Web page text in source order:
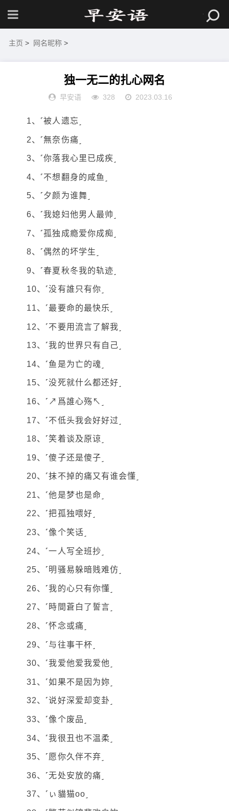
主页 > 网名昵称 >
独一无二的扎心网名
早安语 328 2023.03.16
1、˹被人遗忘˼
2、˹無奈伤痛˼
3、˹你落我心里已成疾˼
4、˹不想翻身的咸鱼˼
5、˹夕颜为谁舞˼
6、˹我媳妇他男人最帅˼
7、˹孤独成瘾爱你成痴˼
8、˹偶然的坏学生˼
9、˹春夏秋冬我的轨迹˼
10、˹没有誰只有你˼
11、˹最要命的最快乐˼
12、˹不要用流言了解我˼
13、˹我的世界只有自己˼
14、˹鱼是为亡的魂˼
15、˹没死就什么都还好˼
16、˹↗爲誰心殇↖˼
17、˹不低头我会好好过˼
18、˹笑着谈及原谅˼
19、˹傻子还是傻子˼
20、˹抹不掉的痛又有谁会懂˼
21、˹他是梦也是命˼
22、˹把孤独喂好˼
23、˹像个笑话˼
24、˹一人写全班抄˼
25、˹明骚易躲暗贱难仿˼
26、˹我的心只有你懂˼
27、˹時間蒼白了誓言˼
28、˹怀念或痛˼
29、˹与往事干杯˼
30、˹我爱他爱我爱他˼
31、˹如果不是因为妳˼
32、˹说好深爱却变卦˼
33、˹像个废品˼
34、˹我很丑也不温柔˼
35、˹愿你久伴不弃˼
36、˹无处安放的痛˼
37、˹ぃ貓猫oο˼